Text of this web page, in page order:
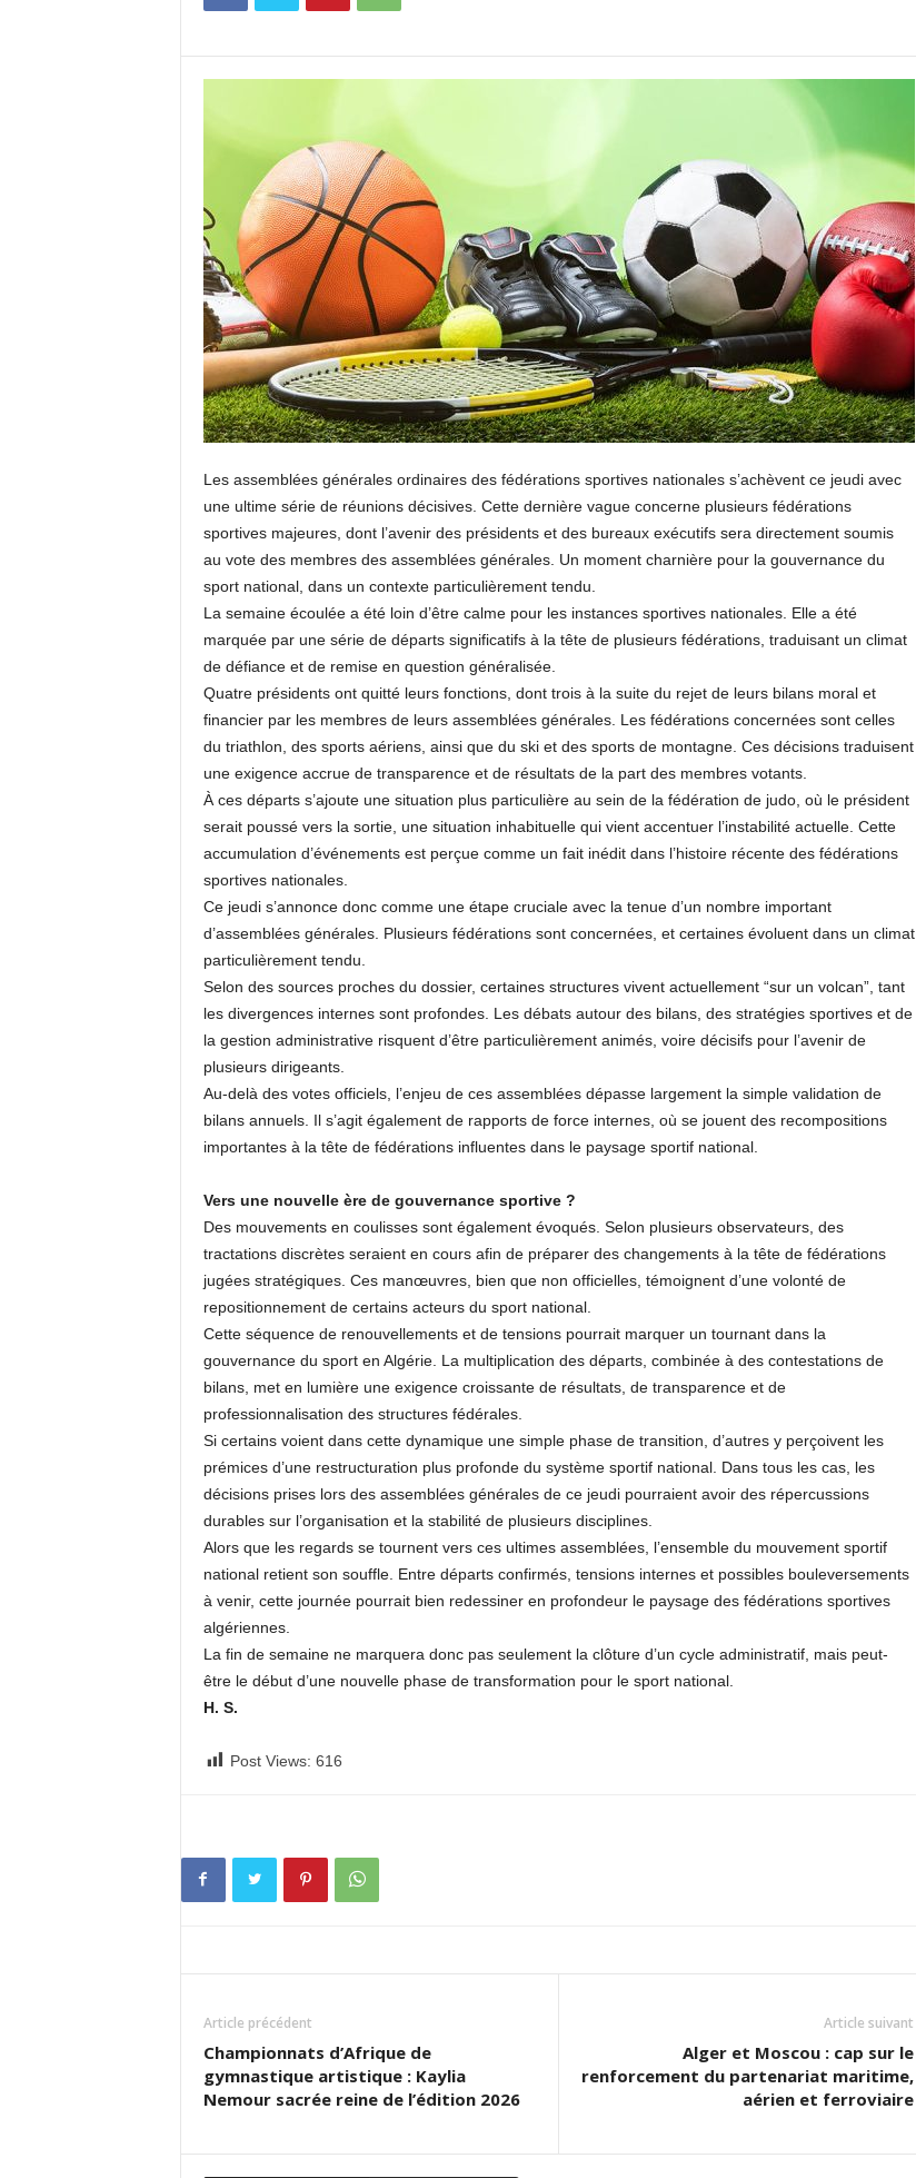
Les assemblées générales ordinaires des fédérations sportives nationales s’achèvent ce jeudi avec
une ultime série de réunions décisives. Cette dernière vague concerne plusieurs fédérations
sportives majeures, dont l’avenir des présidents et des bureaux exécutifs sera directement soumis
au vote des membres des assemblées générales. Un moment charnière pour la gouvernance du
sport national, dans un contexte particulièrement tendu.
La semaine écoulée a été loin d’être calme pour les instances sportives nationales. Elle a été
marquée par une série de départs significatifs à la tête de plusieurs fédérations, traduisant un climat
de défiance et de remise en question généralisée.
Quatre présidents ont quitté leurs fonctions, dont trois à la suite du rejet de leurs bilans moral et
financier par les membres de leurs assemblées générales. Les fédérations concernées sont celles
du triathlon, des sports aériens, ainsi que du ski et des sports de montagne. Ces décisions traduisent
une exigence accrue de transparence et de résultats de la part des membres votants.
À ces départs s’ajoute une situation plus particulière au sein de la fédération de judo, où le président
serait poussé vers la sortie, une situation inhabituelle qui vient accentuer l’instabilité actuelle. Cette
accumulation d’événements est perçue comme un fait inédit dans l’histoire récente des fédérations
sportives nationales.
Ce jeudi s’annonce donc comme une étape cruciale avec la tenue d’un nombre important
d’assemblées générales. Plusieurs fédérations sont concernées, et certaines évoluent dans un climat
particulièrement tendu.
Selon des sources proches du dossier, certaines structures vivent actuellement “sur un volcan”, tant
les divergences internes sont profondes. Les débats autour des bilans, des stratégies sportives et de
la gestion administrative risquent d’être particulièrement animés, voire décisifs pour l’avenir de
plusieurs dirigeants.
Au-delà des votes officiels, l’enjeu de ces assemblées dépasse largement la simple validation de
bilans annuels. Il s’agit également de rapports de force internes, où se jouent des recompositions
importantes à la tête de fédérations influentes dans le paysage sportif national.
Vers une nouvelle ère de gouvernance sportive ?
Des mouvements en coulisses sont également évoqués. Selon plusieurs observateurs, des
tractations discrètes seraient en cours afin de préparer des changements à la tête de fédérations
jugées stratégiques. Ces manœuvres, bien que non officielles, témoignent d’une volonté de
repositionnement de certains acteurs du sport national.
Cette séquence de renouvellements et de tensions pourrait marquer un tournant dans la
gouvernance du sport en Algérie. La multiplication des départs, combinée à des contestations de
bilans, met en lumière une exigence croissante de résultats, de transparence et de
professionnalisation des structures fédérales.
Si certains voient dans cette dynamique une simple phase de transition, d’autres y perçoivent les
prémices d’une restructuration plus profonde du système sportif national. Dans tous les cas, les
décisions prises lors des assemblées générales de ce jeudi pourraient avoir des répercussions
durables sur l’organisation et la stabilité de plusieurs disciplines.
Alors que les regards se tournent vers ces ultimes assemblées, l’ensemble du mouvement sportif
national retient son souffle. Entre départs confirmés, tensions internes et possibles bouleversements
à venir, cette journée pourrait bien redessiner en profondeur le paysage des fédérations sportives
algériennes.
La fin de semaine ne marquera donc pas seulement la clôture d’un cycle administratif, mais peut-
être le début d’une nouvelle phase de transformation pour le sport national.
H. S.
Post Views: 616
Article précédent
Championnats d’Afrique de
gymnastique artistique : Kaylia
Nemour sacrée reine de l’édition 2026
Article suivant
Alger et Moscou : cap sur le
renforcement du partenariat maritime,
aérien et ferroviaire